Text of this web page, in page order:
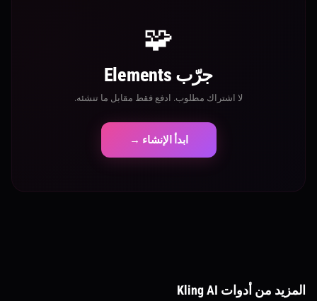
🧩
جرّب Elements
لا اشتراك مطلوب. ادفع فقط مقابل ما تنشئه.
ابدأ الإنشاء →
المزيد من أدوات Kling AI